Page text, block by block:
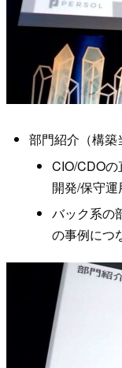
部門紹介（構築
CIO/CDO
開発/保守
バック系の
の事例につ